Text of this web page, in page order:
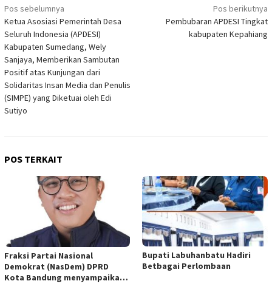
Navigasi
pos
Pos sebelumnya
Ketua Asosiasi Pemerintah Desa
Seluruh Indonesia (APDESI)
Kabupaten Sumedang, Wely
Sanjaya, Memberikan Sambutan
Positif atas Kunjungan dari
Solidaritas Insan Media dan Penulis
(SIMPE) yang Diketuai oleh Edi
Sutiyo
Pos berikutnya
Pembubaran APDESI Tingkat
kabupaten Kepahiang
POS TERKAIT
Fraksi Partai Nasional
Demokrat (NasDem) DPRD
Kota Bandung menyampaikan
Bupati Labuhanbatu Hadiri
Betbagai Perlombaan